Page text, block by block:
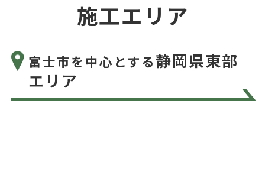
施工エリア
富士市を中心とする静岡県東部
エリア